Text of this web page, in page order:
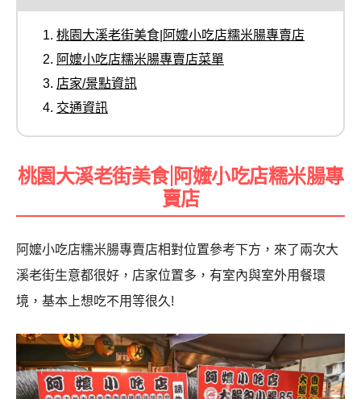
桃園大溪老街美食|阿嬤小吃店糯米腸專賣店
阿嬤小吃店糯米腸專賣店菜單
店家/景點資訊
交通資訊
桃園大溪老街美食|阿嬤小吃店糯米腸專
賣店
阿嬤小吃店糯米腸專賣店相對位置參考下方，來了兩次大
溪老街生意都很好，店家位置多，有室內與室外用餐環
境，基本上想吃不用等很久!